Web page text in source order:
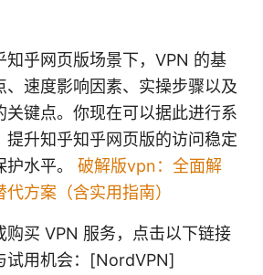
知乎网页版场景下，VPN 的基
、速度影响因素、实操步骤以及
关键点。你现在可以据此进行系
提升知乎知乎网页版的访问稳定
水平。 破解版vpn：全面解
方案（含实用指南）
购买 VPN 服务，点击以下链接
试用机会：[NordVPN]